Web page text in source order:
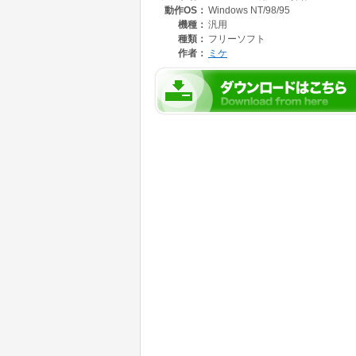
・読み込みサンプリングレート設定などによ
・タグやSIフィールドの編集機能
・MP3->RMP,MP3->WAV,RIFF形式->MP3な
・Windows標準のWAVEファイルへデコード
・スペクトラムアナライズ/オシロスコープに対
・グラフィックイコライザ機能搭載
◆ 対応フォーマット
動作OS： Windows NT/98/95
機種： 汎用
種類： フリーソフト
作者：
ミケ